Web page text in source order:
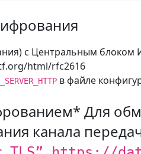
с Центральным блоком
html/rfc2616
в файле
Для
канала